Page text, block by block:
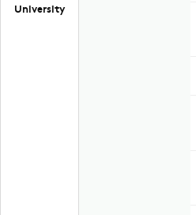
University